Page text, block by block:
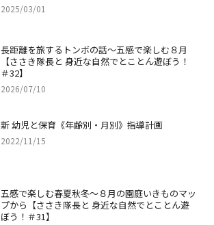
2025/03/01
長距離を旅するトンボの話～五感で楽しむ８月
【ささき隊長と 身近な自然でとことん遊ぼう！
＃32】
2026/07/10
新 幼児と保育《年齢別・月別》指導計画
2022/11/15
五感で楽しむ春夏秋冬～８月の園庭いきものマッ
プから【ささき隊長と 身近な自然でとことん遊
ぼう！＃31】